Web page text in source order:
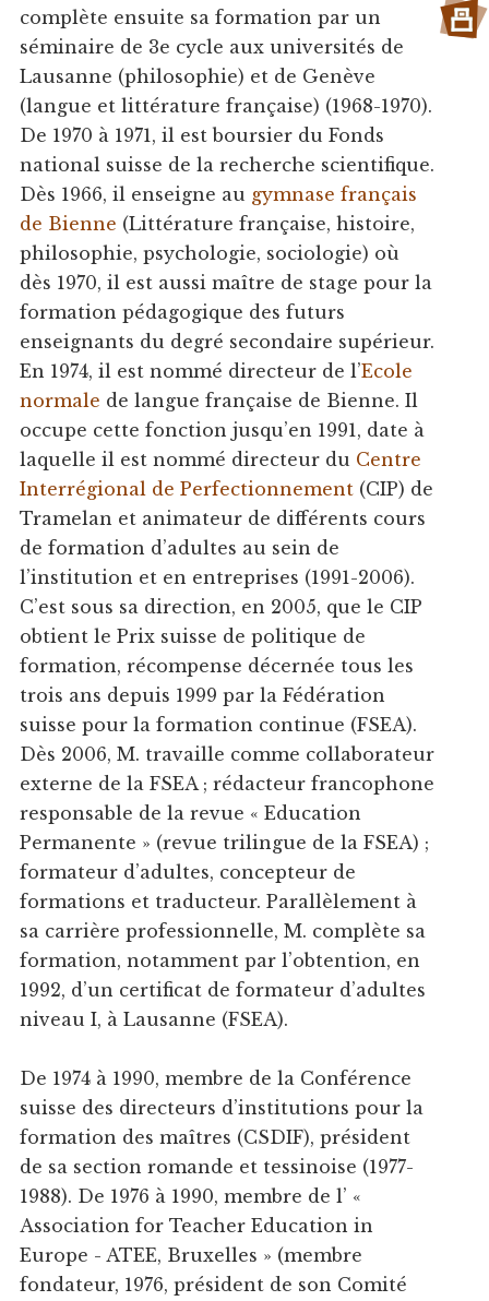
complète ensuite sa formation par un
séminaire de 3e cycle aux universités de
Lausanne (philosophie) et de Genève
(langue et littérature française) (1968-1970).
De 1970 à 1971, il est boursier du Fonds
national suisse de la recherche scientifique.
Dès 1966, il enseigne au gymnase français
de Bienne (Littérature française, histoire,
philosophie, psychologie, sociologie) où
dès 1970, il est aussi maître de stage pour la
formation pédagogique des futurs
enseignants du degré secondaire supérieur.
En 1974, il est nommé directeur de l’Ecole
normale de langue française de Bienne. Il
occupe cette fonction jusqu’en 1991, date à
laquelle il est nommé directeur du Centre
Interrégional de Perfectionnement(CIP) de
Tramelan et animateur de différents cours
de formation d’adultes au sein de
l’institution et en entreprises (1991-2006).
C’est sous sa direction, en 2005, que le CIP
obtient le Prix suisse de politique de
formation, récompense décernée tous les
trois ans depuis 1999 par la Fédération
suisse pour la formation continue (FSEA).
Dès 2006, M. travaille comme collaborateur
externe de la FSEA ; rédacteur francophone
responsable de la revue « Education
Permanente » (revue trilingue de la FSEA) ;
formateur d’adultes, concepteur de
formations et traducteur. Parallèlement à
sa carrière professionnelle, M. complète sa
formation, notamment par l’obtention, en
1992, d’un certificat de formateur d’adultes
niveau I, à Lausanne (FSEA).
De 1974 à 1990, membre de la Conférence
suisse des directeurs d’institutions pour la
formation des maîtres (CSDIF), président
de sa section romande et tessinoise (1977-
1988). De 1976 à 1990, membre de l’ «
Association for Teacher Education in
Europe - ATEE, Bruxelles » (membre
fondateur, 1976, président de son Comité